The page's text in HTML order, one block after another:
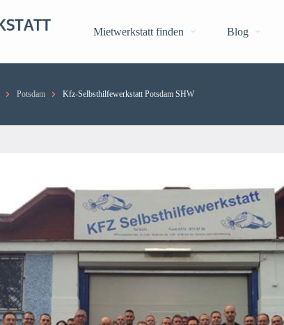
Mietwerkstatt finden Blog
Potsdam Kfz-Selbsthilfewerkstatt Potsdam SHW